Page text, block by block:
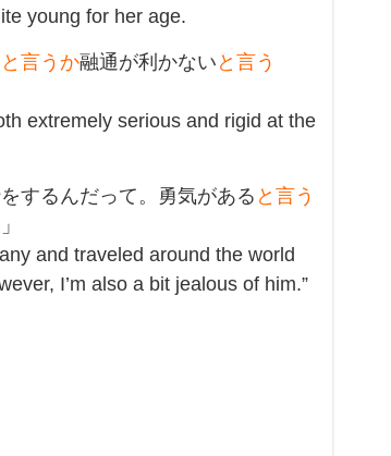
young for her age.
と言うか融通が利かない と言う
extremely serious and rigid at the
するんだって。勇気がある と言う
and traveled around the world
I’m also a bit jealous of him.”